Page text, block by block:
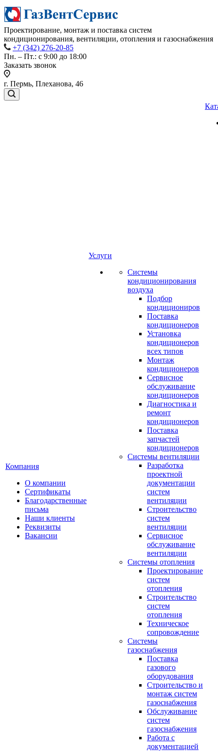
Проектирование, монтаж и поставка систем
кондиционирования, вентиляции, отопления и газоснабжения
+7 (342) 276-20-85
Пн. – Пт.: с 9:00 до 18:00
Заказать звонок
г. Пермь, Плеханова, 46
Компания
О компании
Сертификаты
Благодарственные
письма
Наши клиенты
Реквизиты
Вакансии
Услуги
Системы
кондиционирования
воздуха
Подбор
кондициониров
Поставка
кондиционеров
Установка
кондиционеров
всех типов
Монтаж
кондиционеров
Сервисное
обслуживание
кондиционеров
Диагностика и
ремонт
кондиционеров
Поставка
запчастей
кондиционеров
Системы вентиляции
Разработка
проектной
документации
систем
вентиляции
Строительство
систем
вентиляции
Сервисное
обслуживание
вентиляции
Системы отопления
Проектирование
систем
отопления
Строительство
систем
отопления
Техническое
сопровождение
Системы
газоснабжения
Поставка
газового
оборудования
Строительство и
монтаж систем
газоснабжения
Обслуживание
систем
газоснабжения
Работа с
документацией